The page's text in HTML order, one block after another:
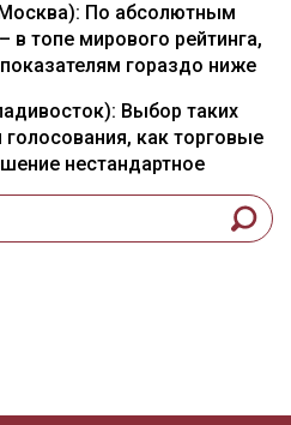
По абсолютным
топе мирового рейтинга,
гораздо ниже
Выбор таких
как торговые
нестандартное